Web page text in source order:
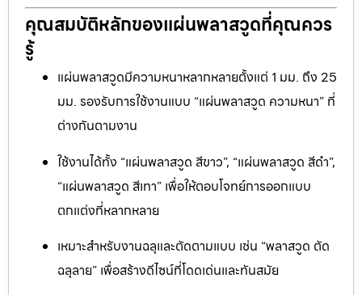
คุณสมบัติหลักของแผ่นพลาสวูดที่คุณควร
รู้
แผ่นพลาสวูดมีความหนาหลากหลายตั้งแต่ 1 มม. ถึง 25
มม. รองรับการใช้งานแบบ “แผ่นพลาสวูด ความหนา” ที่
ต่างกันตามงาน
ใช้งานได้ทั้ง “แผ่นพลาสวูด สีขาว”, “แผ่นพลาสวูด สีดำ”,
“แผ่นพลาสวูด สีเทา” เพื่อให้ตอบโจทย์การออกแบบ
ตกแต่งที่หลากหลาย
เหมาะสำหรับงานฉลุและตัดตามแบบ เช่น “พลาสวูด ตัด
ฉลุลาย” เพื่อสร้างดีไซน์ที่โดดเด่นและทันสมัย